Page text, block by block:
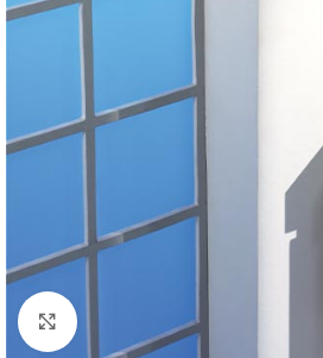
Cliquer pour agrandir